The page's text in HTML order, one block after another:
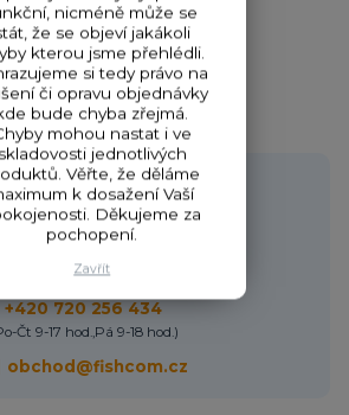
na chemické světélko 3 mm.
poradit?
+420 720 256 434
Čt 9-17 hod.,Pá 9-18 hod.)
obchod@fishcom.cz
nicméně může se
že se objeví jakákoli
kterou jsme přehlédli.
si tedy právo na
či opravu objednávky
bude chyba zřejmá.
mohou nastat i ve
skladovosti jednotlivých
Věřte, že děláme
k dosažení Vaší
Děkujeme za
pochopení.
Zavřít